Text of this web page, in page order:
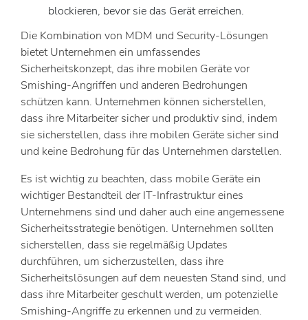
blockieren, bevor sie das Gerät erreichen.
Die Kombination von MDM und Security-Lösungen
bietet Unternehmen ein umfassendes
Sicherheitskonzept, das ihre mobilen Geräte vor
Smishing-Angriffen und anderen Bedrohungen
schützen kann. Unternehmen können sicherstellen,
dass ihre Mitarbeiter sicher und produktiv sind, indem
sie sicherstellen, dass ihre mobilen Geräte sicher sind
und keine Bedrohung für das Unternehmen darstellen.
Es ist wichtig zu beachten, dass mobile Geräte ein
wichtiger Bestandteil der IT-Infrastruktur eines
Unternehmens sind und daher auch eine angemessene
Sicherheitsstrategie benötigen. Unternehmen sollten
sicherstellen, dass sie regelmäßig Updates
durchführen, um sicherzustellen, dass ihre
Sicherheitslösungen auf dem neuesten Stand sind, und
dass ihre Mitarbeiter geschult werden, um potenzielle
Smishing-Angriffe zu erkennen und zu vermeiden.